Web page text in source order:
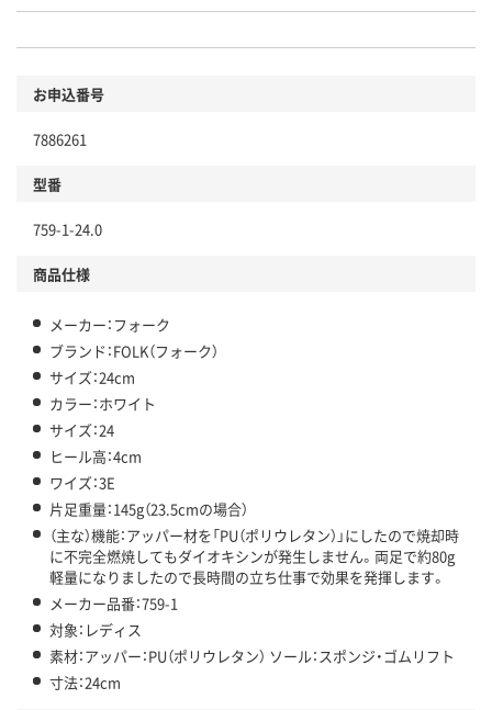
お申込番号
7886261
型番
759-1-24.0
商品仕様
メーカー：フォーク
ブランド：FOLK（フォーク）
サイズ：24cm
カラー：ホワイト
サイズ：24
ヒール高：4cm
ワイズ：3E
片足重量：145g（23.5cmの場合）
（主な）機能：アッパー材を「PU（ポリウレタン）」にしたので焼却時
に不完全燃焼してもダイオキシンが発生しません。両足で約80g
軽量になりましたので長時間の立ち仕事で効果を発揮します。
メーカー品番：759-1
対象：レディス
素材：アッパー：PU（ポリウレタン） ソール：スポンジ・ゴムリフト
寸法：24cm